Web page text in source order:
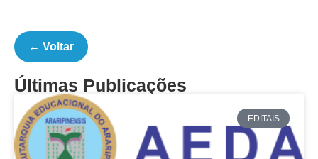
← Voltar
Últimas Publicações
EDITAIS